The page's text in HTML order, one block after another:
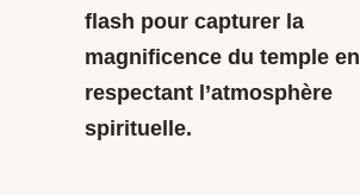
flash pour capturer la
magnificence du temple en
respectant l’atmosphère
spirituelle.